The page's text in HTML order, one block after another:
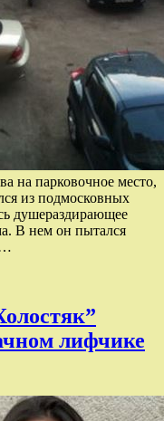
на парковочное место,
из подмосковных
душераздирающее
В нем он пытался
лифчике